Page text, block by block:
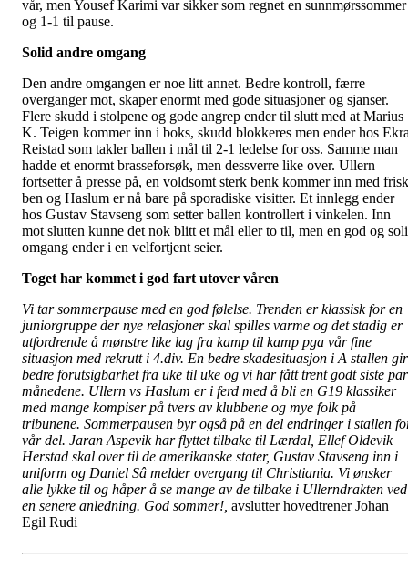
vår, men Yousef Karimi var sikker som regnet en sunnmørssommer
og 1-1 til pause.
Solid andre omgang
Den andre omgangen er noe litt annet. Bedre kontroll, færre
overganger mot, skaper enormt med gode situasjoner og sjanser.
Flere skudd i stolpene og gode angrep ender til slutt med at Marius
K. Teigen kommer inn i boks, skudd blokkeres men ender hos
Reistad som takler ballen i mål til 2-1 ledelse for oss. Samme man
hadde et enormt brasseforsøk, men dessverre like over. Ullern
fortsetter å presse på, en voldsomt sterk benk kommer inn med
ben og Haslum er nå bare på sporadiske visitter. Et innlegg ender
hos Gustav Stavseng som setter ballen kontrollert i vinkelen. Inn
mot slutten kunne det nok blitt et mål eller to til, men en god og
omgang ender i en velfortjent seier.
Toget har kommet i god fart utover våren
Vi tar sommerpause med en god følelse. Trenden er klassisk for en
juniorgruppe der nye relasjoner skal spilles varme og det stadig er
utfordrende å mønstre like lag fra kamp til kamp pga vår fine
situasjon med rekrutt i 4.div. En bedre skadesituasjon i A stallen gir
bedre forutsigbarhet fra uke til uke og vi har fått trent godt siste par
månedene. Ullern vs Haslum er i ferd med å bli en G19 klassiker
med mange kompiser på tvers av klubbene og mye folk på
tribunene. Sommerpausen byr også på en del endringer i stallen
vår del. Jaran Aspevik har flyttet tilbake til Lærdal, Ellef Oldevik
Herstad skal over til de amerikanske stater, Gustav Stavseng inn i
uniform og Daniel Sâ melder overgang til Christiania. Vi ønsker
alle lykke til og håper å se mange av de tilbake i Ullerndrakten ved
en senere anledning. God sommer!, avslutter hovedtrener Johan
Egil Rudi